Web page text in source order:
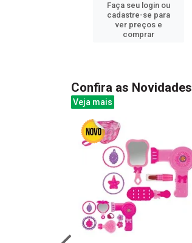
Faça seu login ou
cadastre-se para
ver preços e
comprar
Confira as Novidades
Veja mais